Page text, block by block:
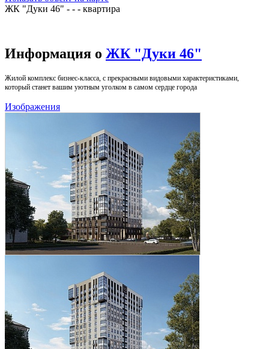
ЖК "Дуки 46" - - - квартира
Информация о ЖК "Дуки 46"
Жилой комплекс бизнес-класса, с прекрасными видовыми характеристиками,
который станет вашим уютным уголком в самом сердце города
Изображения